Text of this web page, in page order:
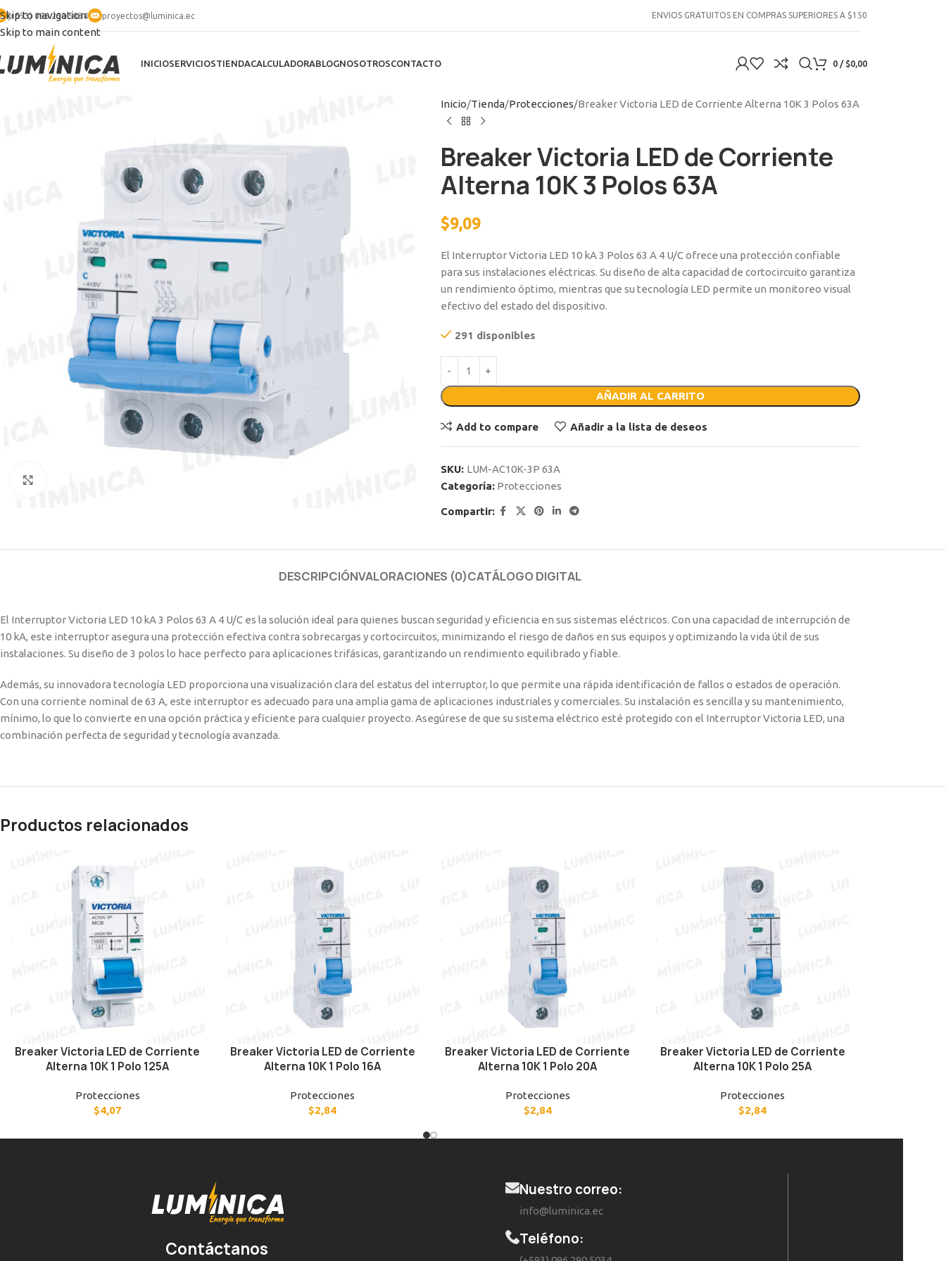
Skip to navigation
Skip to main content
(+593) 096 290 5034 proyectos@luminica.ec ENVIOS GRATUITOS EN COMPRAS SUPERIORES A $150
INICIOSERVICIOSTIENDACALCULADORABLOGNOSOTROSCONTACTO 0 / $0,00
Inicio Tienda Protecciones Breaker Victoria LED de Corriente Alterna 10K 3 Polos 63A
Breaker Victoria LED de Corriente
Alterna 10K 3 Polos 63A
$9,09
El Interruptor Victoria LED 10 kA 3 Polos 63 A 4 U/C ofrece una protección confiable
para sus instalaciones eléctricas. Su diseño de alta capacidad de cortocircuito garantiza
un rendimiento óptimo, mientras que su tecnología LED permite un monitoreo visual
efectivo del estado del dispositivo.
291 disponibles
AÑADIR AL CARRITO
Add to compare Añadir a la lista de deseos
SKU: LUM-AC10K-3P 63A
Categoría: Protecciones
Compartir:
DESCRIPCIÓNVALORACIONES (0)CATÁLOGO DIGITAL
El Interruptor Victoria LED 10 kA 3 Polos 63 A 4 U/C es la solución ideal para quienes buscan seguridad y eficiencia en sus sistemas eléctricos. Con una capacidad de interrupción de
10 kA, este interruptor asegura una protección efectiva contra sobrecargas y cortocircuitos, minimizando el riesgo de daños en sus equipos y optimizando la vida útil de sus
instalaciones. Su diseño de 3 polos lo hace perfecto para aplicaciones trifásicas, garantizando un rendimiento equilibrado y fiable.
Además, su innovadora tecnología LED proporciona una visualización clara del estatus del interruptor, lo que permite una rápida identificación de fallos o estados de operación.
Con una corriente nominal de 63 A, este interruptor es adecuado para una amplia gama de aplicaciones industriales y comerciales. Su instalación es sencilla y su mantenimiento,
mínimo, lo que lo convierte en una opción práctica y eficiente para cualquier proyecto. Asegúrese de que su sistema eléctrico esté protegido con el Interruptor Victoria LED, una
combinación perfecta de seguridad y tecnología avanzada.
Productos relacionados
Breaker Victoria LED de Corriente
Alterna 10K 1 Polo 125A
Protecciones
$4,07
Breaker Victoria LED de Corriente
Alterna 10K 1 Polo 16A
Protecciones
$2,84
Breaker Victoria LED de Corriente
Alterna 10K 1 Polo 20A
Protecciones
$2,84
Breaker Victoria LED de Corriente
Alterna 10K 1 Polo 25A
Protecciones
$2,84
Contáctanos
Nuestro correo:
info@luminica.ec
Teléfono: